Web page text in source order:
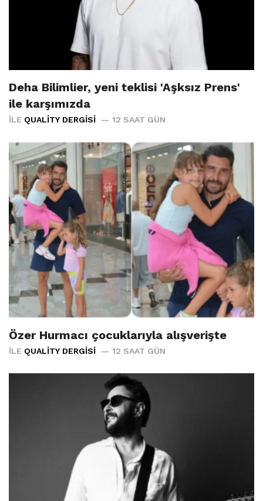
Deha Bilimlier, yeni teklisi 'Aşksız Prens'
ile karşımızda
İLE QUALITY DERGISI 12 SAAT GÜN
Özer Hurmacı çocuklarıyla alışverişte
İLE QUALITY DERGISI 12 SAAT GÜN